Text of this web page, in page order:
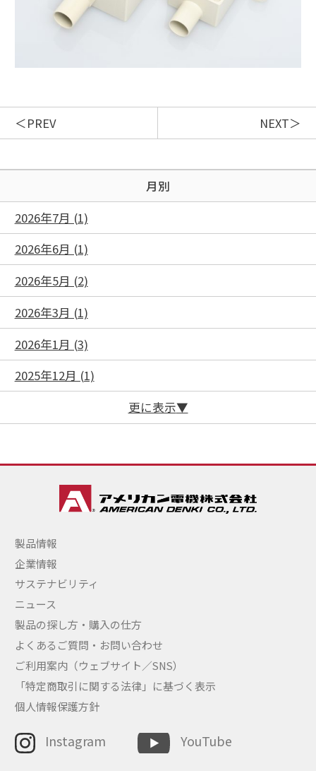
PREV NEXT
月別
2026年7月 (1)
2026年6月 (1)
2026年5月 (2)
2026年3月 (1)
2026年1月 (3)
2025年12月 (1)
更に表示
製品情報
企業情報
サステナビリティ
ニュース
製品の探し方・購入の仕方
よくあるご質問・お問い合わせ
ご利用案内（ウェブサイト／SNS）
「特定商取引に関する法律」に基づく表示
個人情報保護方針
Instagram YouTube